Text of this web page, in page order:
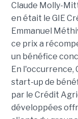
Claude Molly-
en était le GIE
Emmanuel
ce prix a
un bénéfice
En
start-up de
par le Crédit
développées